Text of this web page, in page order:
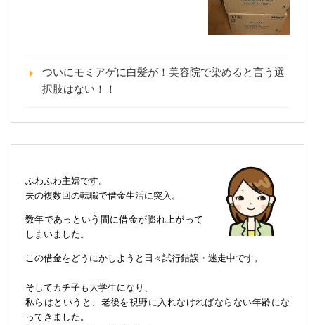
ついにモミアゲに白髪が！美容院で染めると言う選
択肢はない！！
ふわふわ主婦です。
夫の複数回の転職で借金生活に突入。
数年であっという間に借金が膨れ上がって
しまいました。
この借金をどうにかしようと日々試行錯誤・迷走中です。
そしてカチ子も大学生になり、
私らはというと、老後を視野に入れなければならない年齢にな
ってきました。